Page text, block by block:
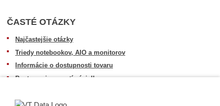
ČASTÉ OTÁZKY
Najčastejšie otázky
Triedy notebookov, AIO a monitorov
Informácie o dostupnosti tovaru
Postup pri prevzatí zásielky